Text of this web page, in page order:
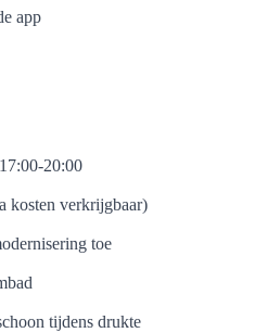
app
20:00
kosten verkrijgbaar)
toe
tijdens drukte